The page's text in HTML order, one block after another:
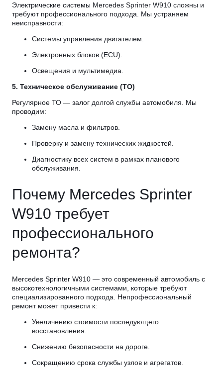
Электрические системы Mercedes Sprinter W910 сложны и
требуют профессионального подхода. Мы устраняем
неисправности:
Системы управления двигателем.
Электронных блоков (ECU).
Освещения и мультимедиа.
5. Техническое обслуживание (ТО)
Регулярное ТО — залог долгой службы автомобиля. Мы
проводим:
Замену масла и фильтров.
Проверку и замену технических жидкостей.
Диагностику всех систем в рамках планового
обслуживания.
Почему Mercedes Sprinter
W910 требует
профессионального
ремонта?
Mercedes Sprinter W910 — это современный автомобиль с
высокотехнологичными системами, которые требуют
специализированного подхода. Непрофессиональный
ремонт может привести к:
Увеличению стоимости последующего
восстановления.
Снижению безопасности на дороге.
Сокращению срока службы узлов и агрегатов.